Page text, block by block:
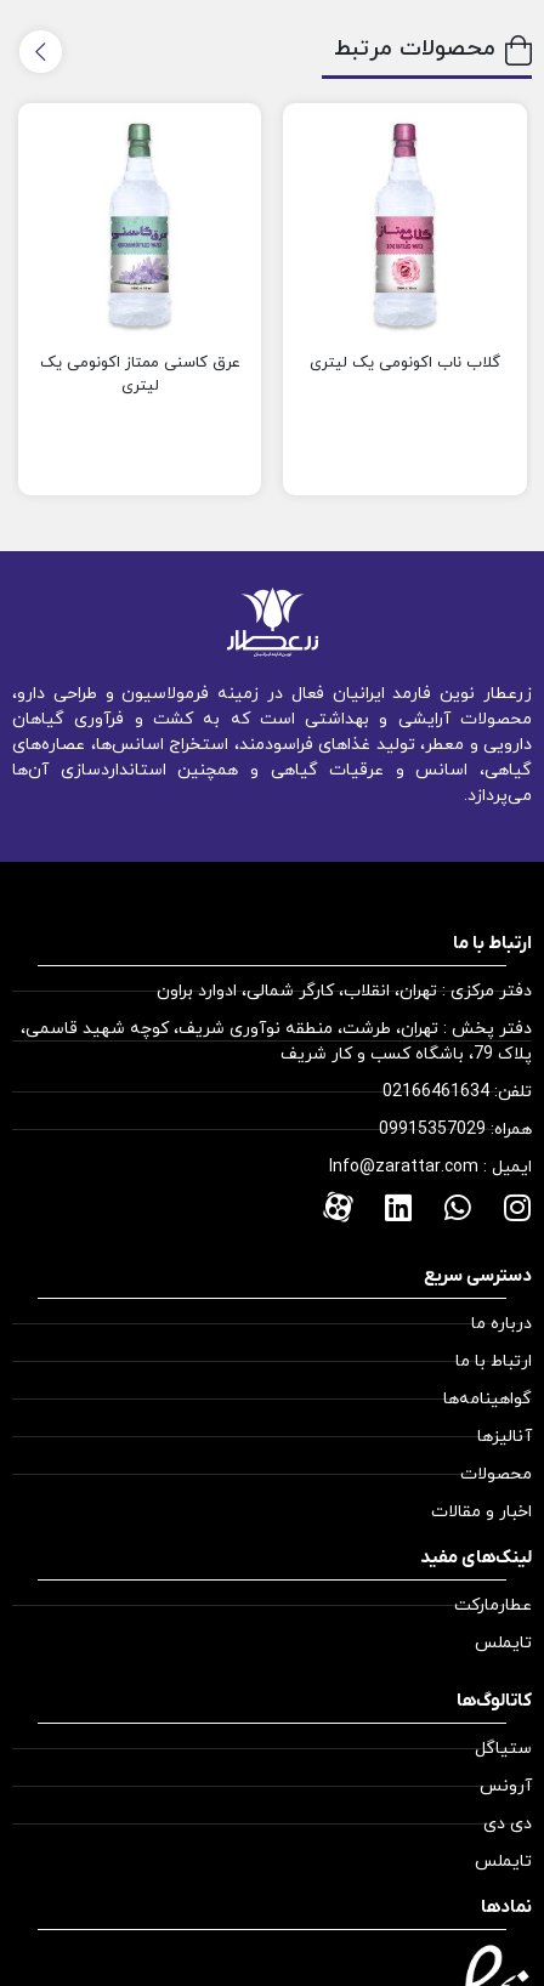
محصولات مرتبط
گلاب ناب اکونومی یک لیتری
عرق کاسنی ممتاز اکونومی یک
لیتری
زرعطار نوین فارمد ایرانیان فعال در زمینه فرمولاسیون و طراحی دارو،
محصولات آرایشی و بهداشتی است که به کشت و فرآوری گیاهان
دارویی و معطر، تولید غذاهای فراسودمند، استخراج اسانس‌ها، عصاره‌های
گیاهی، اسانس و عرقیات گیاهی و همچنین استانداردسازی آن‌ها
می‌پردازد.
ارتباط با ما
دفتر مرکزی : تهران، انقلاب، کارگر شمالی، ادوارد براون
دفتر پخش : تهران، طرشت، منطقه نوآوری شریف، کوچه شهید قاسمی،
پلاک 79، باشگاه کسب و کار شریف
تلفن: 02166461634
همراه: 09915357029
ایمیل : Info@zarattar.com
دسترسی سریع
درباره ما
ارتباط با ما
گواهینامه‌ها
آنالیزها
محصولات
اخبار و مقالات
لینک‌های مفید
عطارمارکت
تایملس
کاتالوگ‌ها
ستیاگل
آرونس
دی دی
تایملس
نمادها